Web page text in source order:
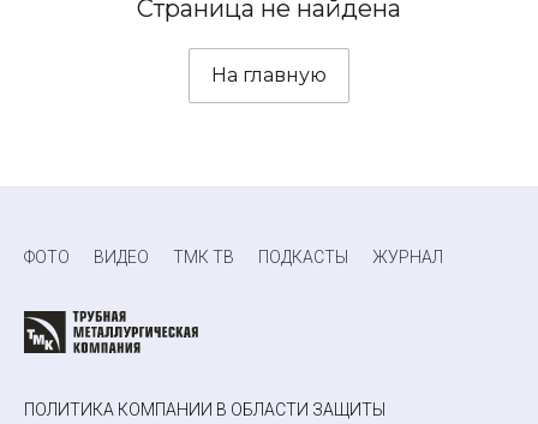
Страница не найдена
На главную
ФОТО ВИДЕО ТМК ТВ ПОДКАСТЫ ЖУРНАЛ
ПОЛИТИКА КОМПАНИИ В ОБЛАСТИ ЗАЩИТЫ